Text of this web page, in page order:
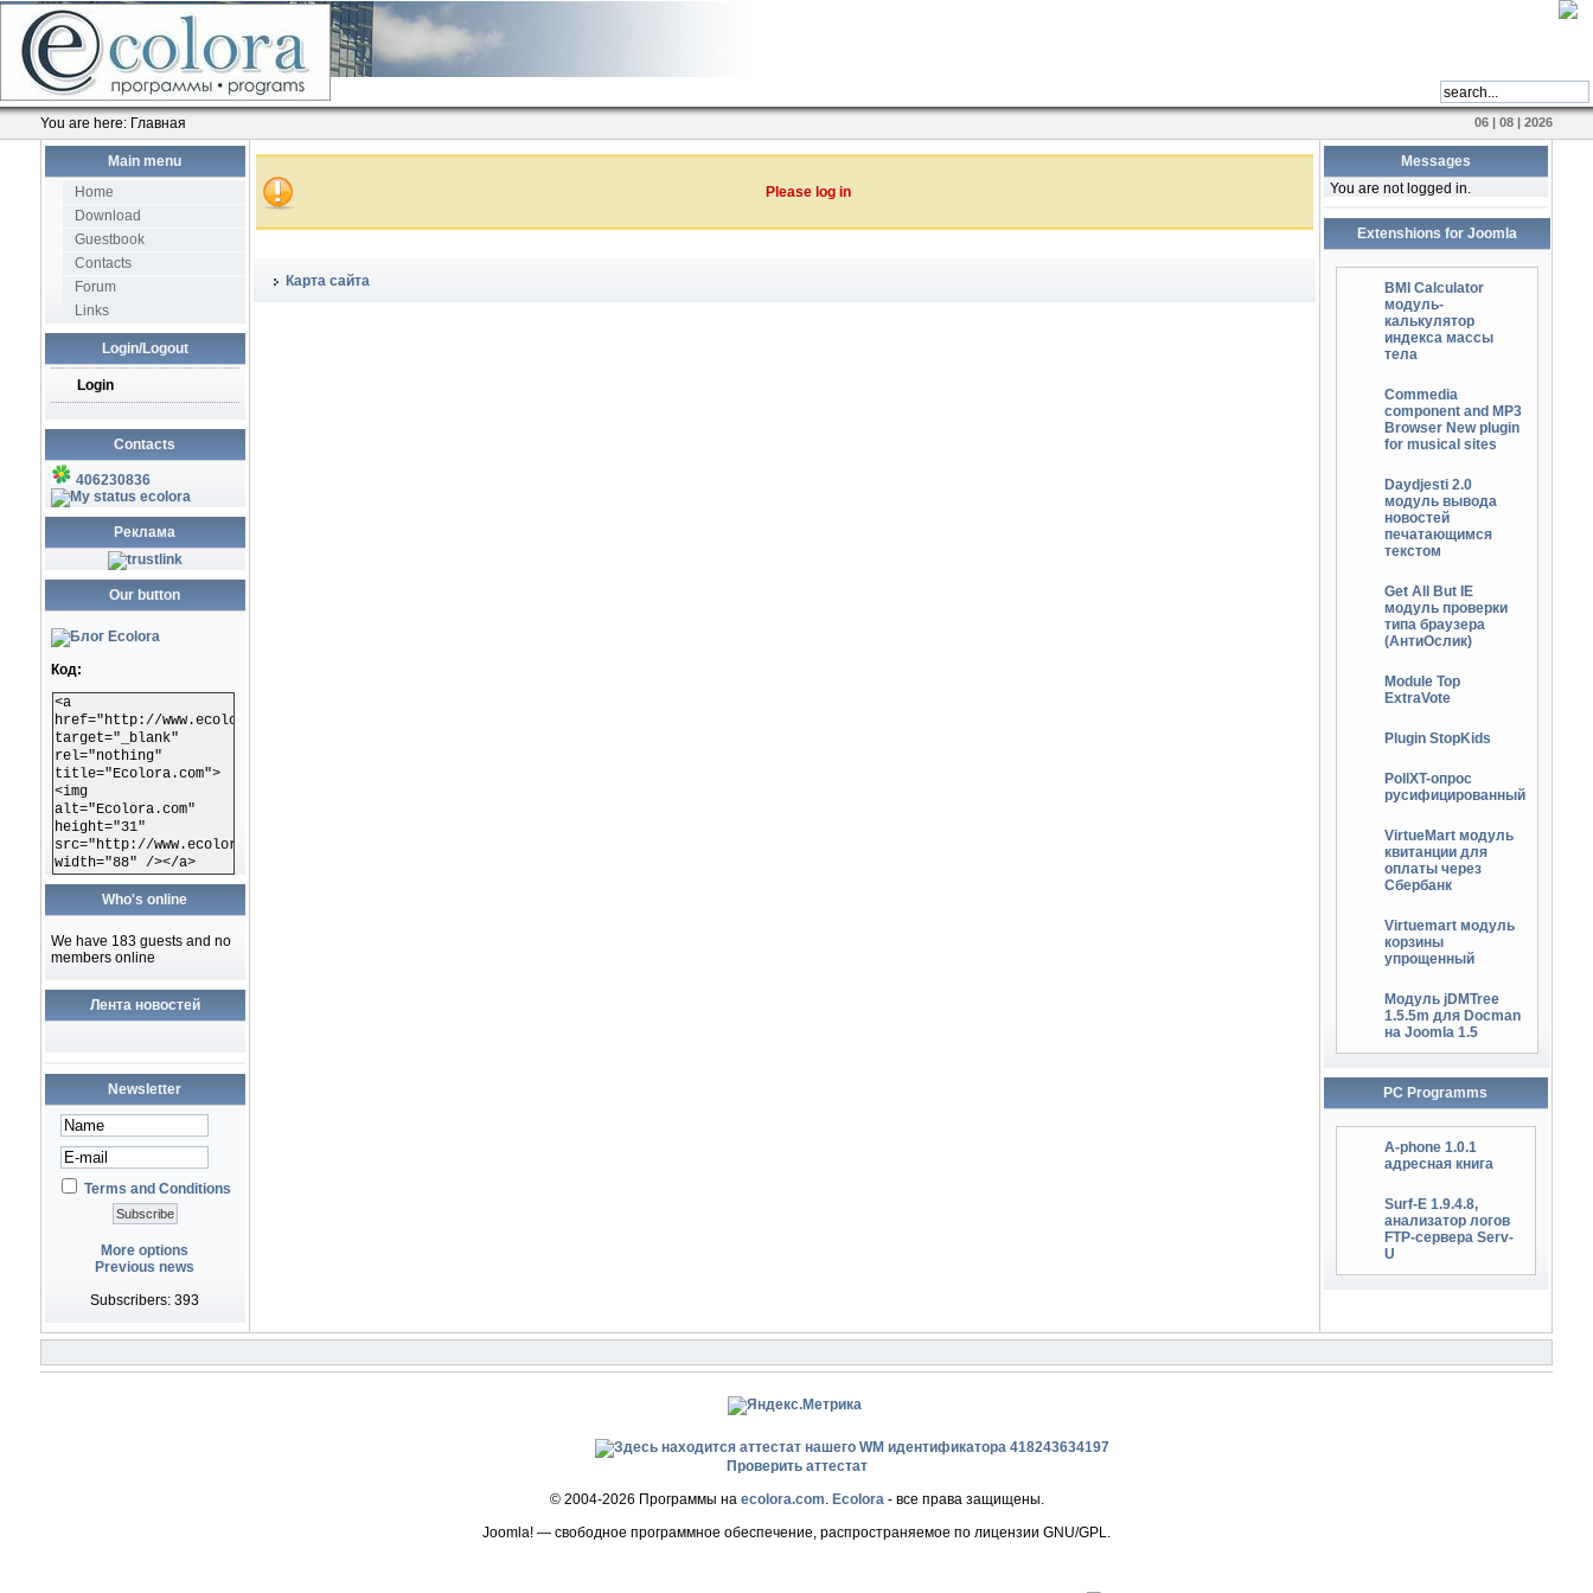
You are here: Главная 06 | 08 | 2026
Main menu
Home
Download
Guestbook
Contacts
Forum
Links
Login/Logout
Login
Contacts
406230836
ecolora
Реклама
Our button
Код:
<a
href="http://www.ecolora.com"
target="_blank"
rel="nothing"
title="Ecolora.com">
<img
alt="Ecolora.com"
height="31"
src="http://www.ecolora.com/images/ecoloracom.gif"
width="88" /></a>
Who's online
We have 183 guests and no
members online
Лента новостей
Newsletter
Terms and Conditions
More options
Previous news
Subscribers: 393
Please log in
Карта сайта
Messages
You are not logged in.
Extenshions for Joomla
BMI Calculator
модуль-
калькулятор
индекса массы
тела
Commedia
component and MP3
Browser New plugin
for musical sites
Daydjesti 2.0
модуль вывода
новостей
печатающимся
текстом
Get All But IE
модуль проверки
типа браузера
(АнтиОслик)
Module Top
ExtraVote
Plugin StopKids
PollXT-опрос
русифицированный
VirtueMart модуль
квитанции для
оплаты через
Сбербанк
Virtuemart модуль
корзины
упрощенный
Модуль jDMTree
1.5.5m для Docman
на Joomla 1.5
PC Programms
A-phone 1.0.1
адресная книга
Surf-E 1.9.4.8,
анализатор логов
FTP-сервера Serv-
U
Проверить аттестат
© 2004-2026 Программы на ecolora.com. Ecolora- все права защищены.
Joomla! — свободное программное обеспечение, распространяемое по лицензии GNU/GPL.